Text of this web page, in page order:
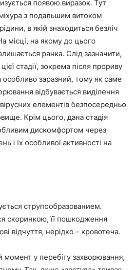
появою виразок. Тут
з подальшим витоком
в якій знаходиться безліч
місці, на якому до цього
ранка. Слід зазначити,
стадії, зокрема після прориву
заразний, тому як саме
відбувається виділення
вірусних елементів безпосередньо
Крім цього, дана стадія
дискомфортом через
і їх особливої активності на
струпообразованием.
скоринкою, її пошкодження
відчуття, нерідко – кровотеча.
момент у перебігу захворювання,